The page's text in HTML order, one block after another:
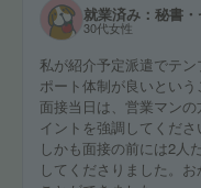
就業済み：秘書
30代女性
私が紹介予定派遣でテ
ポート体制が良いという
面接当日は、営業マン
イントを強調してくださ
しかも面接の前には2人
してくださりました。